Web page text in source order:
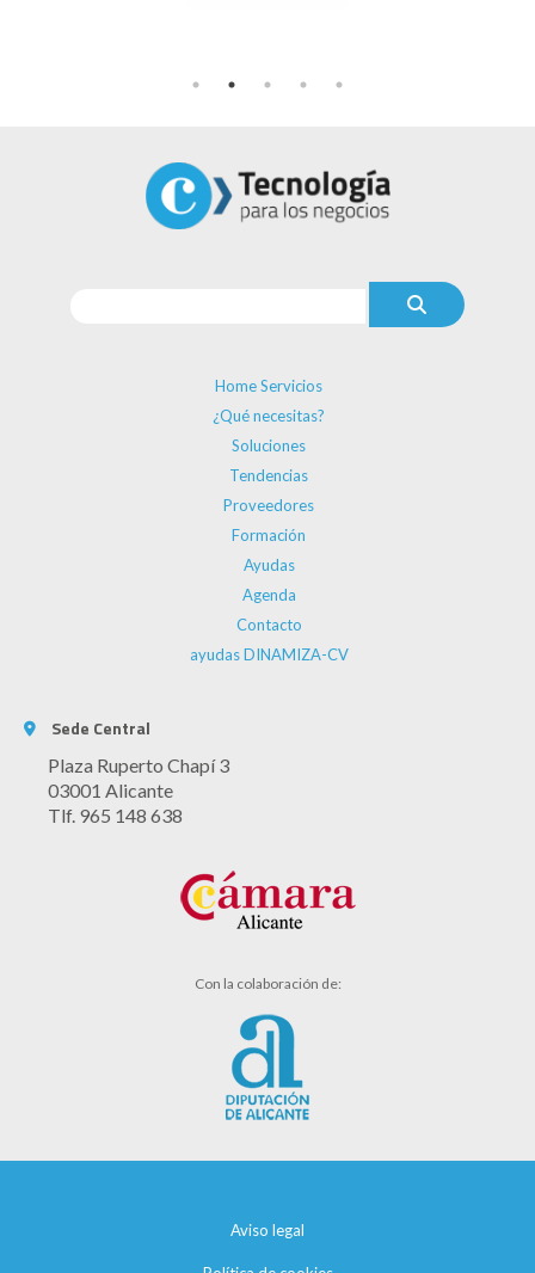
Home Servicios
¿Qué necesitas?
Soluciones
Tendencias
Proveedores
Formación
Ayudas
Agenda
Contacto
ayudas DINAMIZA-CV
Sede Central
Plaza Ruperto Chapí 3
03001 Alicante
Tlf. 965 148 638
Con la colaboración de:
Aviso legal